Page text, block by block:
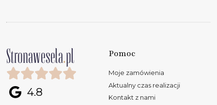
4.8
Pomoc
Moje zamówienia
Aktualny czas realizacji
Kontakt z nami